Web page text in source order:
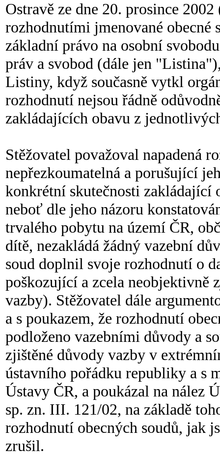
Ostravě ze dne 20. prosince
rozhodnutími jmenované obecné
základní právo na osobní
práv a svobod (dále jen
Listiny, když současně vytkl
rozhodnutí nejsou řádně
zakládajících obavu z
Stěžovatel považoval napadená
nepřezkoumatelná a porušující
konkrétní skutečnosti zakládající
neboť dle jeho názoru
trvalého pobytu na území ČR,
dítě, nezakládá žádný vazební
soud doplnil svoje rozhodnutí o
poškozující a zcela neobjektivně
vazby). Stěžovatel dále
a s poukazem, že rozhodnutí
podloženo vazebními důvody a
zjištěné důvody vazby v
ústavního pořádku republiky a s
Ústavy ČR, a poukázal na nález
sp. zn. III. 121/02, na základě
rozhodnutí obecných soudů, jak
zrušil.